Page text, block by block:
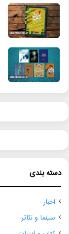
دسته بندی
اخبار
سینما و تئاتر